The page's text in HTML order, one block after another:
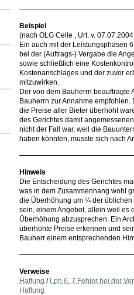
Beispiel
(nach OLG Celle , Urt. v.
Ein auch mit der Leistungsphasen
bei der (Auftrags-) Vergabe die
sowie schließlich eine
Kostenanschlages und der zuvor
mitzuwirken.
Der von dem Bauherrn
Bauherrn zur Annahme
die Preise aller Bieter überhöht
des Gerichtes damit
nicht der Fall war, weil die
haben könnten, musste sich nach
Hinweis
Die Entscheidung des Gerichtes
was in dem Zusammenhang wohl
die Überhöhung um ¼ der üblichen
sein, einem Angebot, allein weil es
Überhöhung abzusprechen. Ein
überhöhte Preise erkennen und
Bauherr einem entsprechenden
Verweise
Haftung / Lph 6, 7 Fehler bei der
Haftung